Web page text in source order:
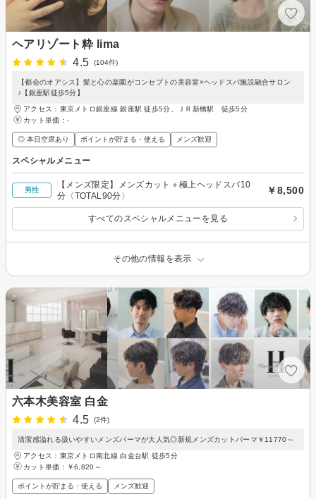
ヘアリゾート粋 lima
4.5
(104件)
【都会のオアシス】髪と心の楽園がコンセプトの美容室×ヘッドスパ施設融合サロン
♪【銀座駅徒歩5分】
アクセス：東京メトロ銀座線 銀座駅 徒歩5分、ＪＲ新橋駅 徒歩5分
カット単価： -
◎ 本日空席あり ポイントが貯まる・使える メンズ歓迎
スペシャルメニュー
男性
【メンズ限定】メンズカット＋極上ヘッドスパ10
分〈TOTAL90分〉
￥8,500
すべてのスペシャルメニューを見る
その他の情報を表示
六本木美容室 白金
4.5
(2件)
清潔感溢れる扱いやすいメンズパーマが大人気◎新規メンズカットパーマ￥11770～
アクセス：東京メトロ南北線 白金台駅 徒歩5分
カット単価： ￥6,820～
ポイントが貯まる・使える メンズ歓迎